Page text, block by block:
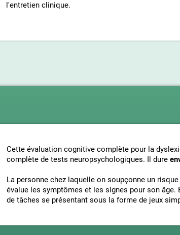
l'entretien clinique.
Cette évaluation cognitive complète pour la
complète de tests neuropsychologiques. Il dure
La personne chez laquelle on soupçonne un
évalue les symptômes et les signes pour son
de tâches se présentant sous la forme de jeux